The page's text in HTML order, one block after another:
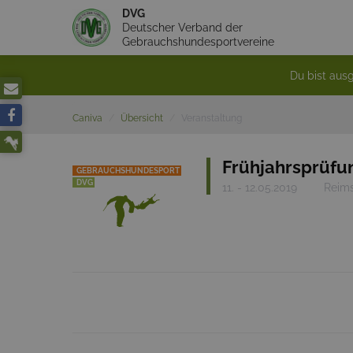
DVG
Deutscher Verband der
Gebrauchshundesportvereine
Du bist
Caniva Übersicht
GEBRAUCHSHUNDESPORT
DVG
11. - 12.05.2019